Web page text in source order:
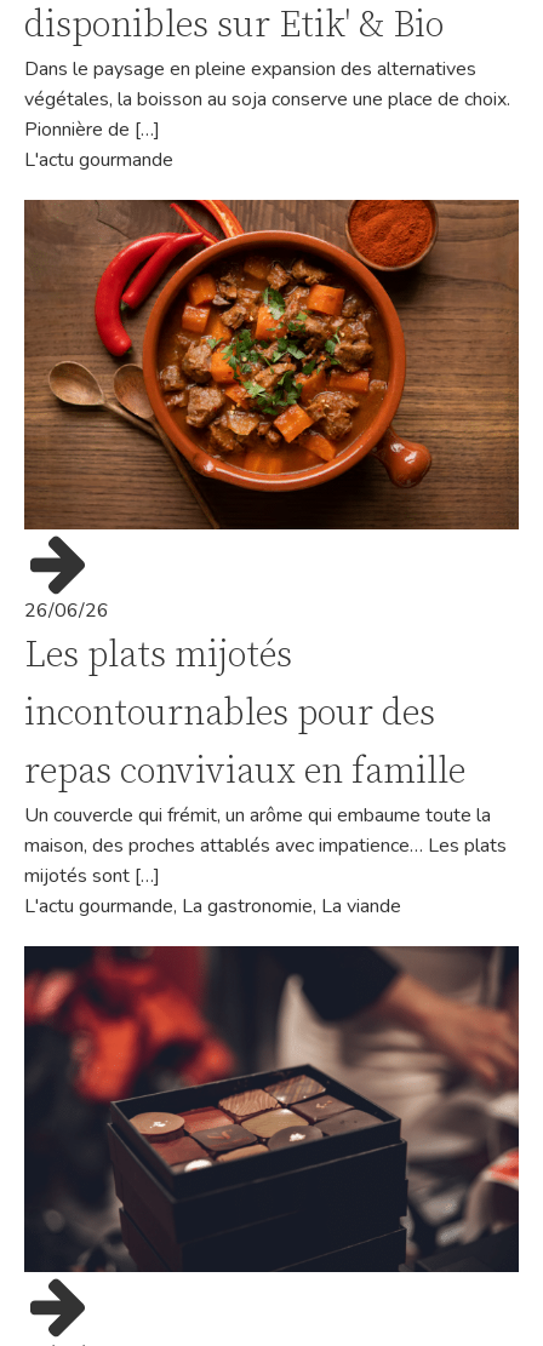
disponibles sur Etik' & Bio
Dans le paysage en pleine expansion des alternatives
végétales, la boisson au soja conserve une place de choix.
Pionnière de […]
L'actu gourmande
26/06/26
Les plats mijotés
incontournables pour des
repas conviviaux en famille
Un couvercle qui frémit, un arôme qui embaume toute la
maison, des proches attablés avec impatience… Les plats
mijotés sont […]
L'actu gourmande, La gastronomie, La viande